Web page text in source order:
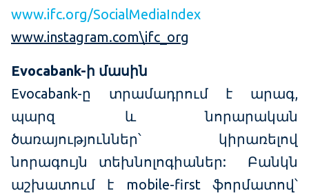
www.ifc.org/SocialMediaIndex
www.instagram.com\ifc_org
Evocabank-ի մասին
Evocabank-ը տրամադրում է արագ,
պարզ և նորարական
ծառայություններ՝ կիրառելով
նորագույն տեխնոլոգիաներ: Բանկն
աշխատում է mobile-first ֆորմատով՝